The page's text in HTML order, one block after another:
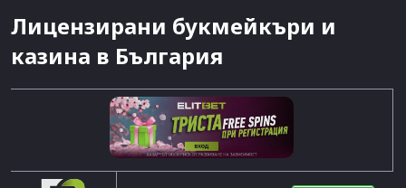
Лицензирани букмейкъри и
казина в България